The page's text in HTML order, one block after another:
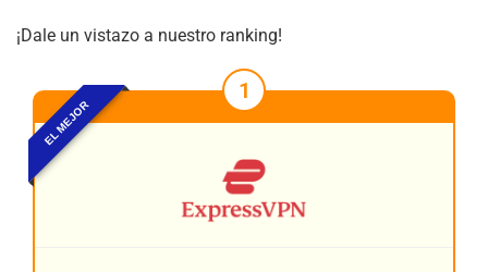
¡Dale un vistazo a nuestro ranking!
EL MEJOR
1